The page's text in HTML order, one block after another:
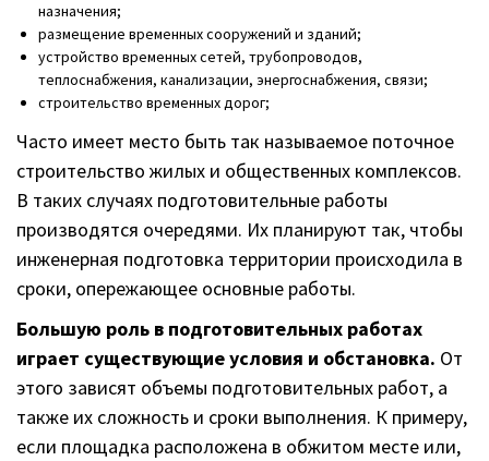
назначения;
размещение временных сооружений и зданий;
устройство временных сетей, трубопроводов,
теплоснабжения, канализации, энергоснабжения, связи;
строительство временных дорог;
Часто имеет место быть так называемое поточное
строительство жилых и общественных комплексов.
В таких случаях подготовительные работы
производятся очередями. Их планируют так, чтобы
инженерная подготовка территории происходила в
сроки, опережающее основные работы.
Большую роль в подготовительных работах
играет существующие условия и обстановка. От
этого зависят объемы подготовительных работ, а
также их сложность и сроки выполнения. К примеру,
если площадка расположена в обжитом месте или,